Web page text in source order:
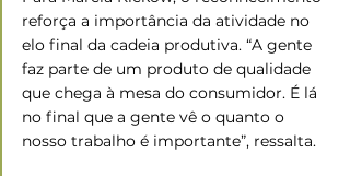
reforça a importância da atividade no
elo final da cadeia produtiva. “A gente
faz parte de um produto de qualidade
que chega à mesa do consumidor. É lá
no final que a gente vê o quanto o
nosso trabalho é importante”, ressalta.